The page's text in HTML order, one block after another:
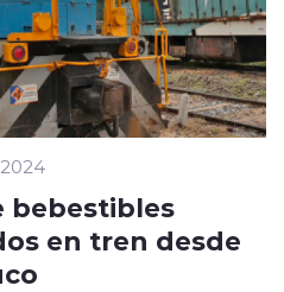
bebestibles
en tren desde